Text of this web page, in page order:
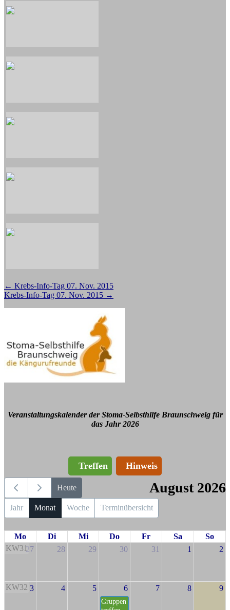
Beitragsnavigation
← Krebs-Info-Tag 07. Nov. 2015
Krebs-Info-Tag 07. Nov. 2015 →
Veranstaltungskalender der Stoma-Selbsthilfe Braunschweig für
das Jahr 2026
Treffen Hinweis
Heute August 2026
Jahr Monat Woche Terminübersicht
Mo Di Mi Do Fr Sa
So
KW3127 28 29 30 31 1 2
KW32 3 4 5 6
Gruppen
7 8 9